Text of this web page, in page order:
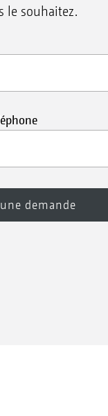
le souhaitez.